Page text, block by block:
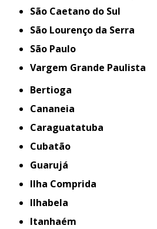
São Caetano do Sul
São Lourenço da Serra
São Paulo
Vargem Grande Paulista
Bertioga
Cananeia
Caraguatatuba
Cubatão
Guarujá
Ilha Comprida
Ilhabela
Itanhaém